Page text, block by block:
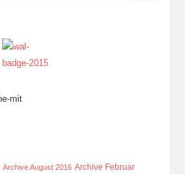
Archive August 2016 Archive Februar